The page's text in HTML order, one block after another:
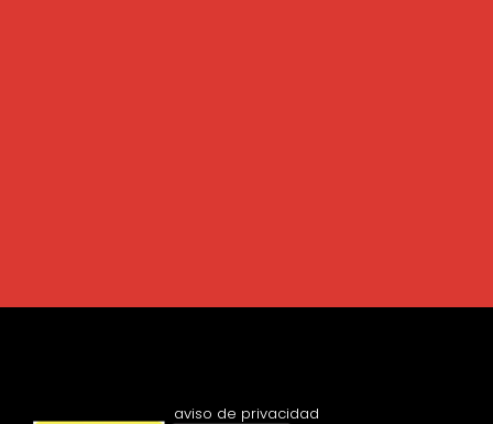
aviso de privacidad